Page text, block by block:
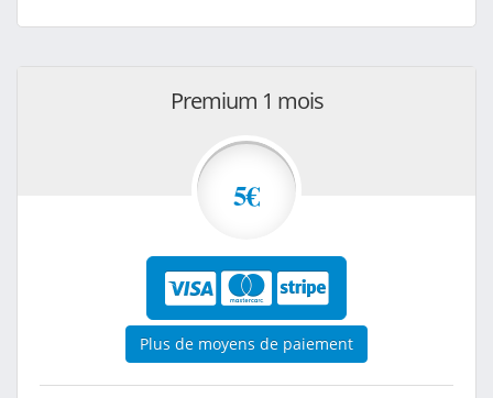
Premium 1 mois
5€
Plus de moyens de paiement